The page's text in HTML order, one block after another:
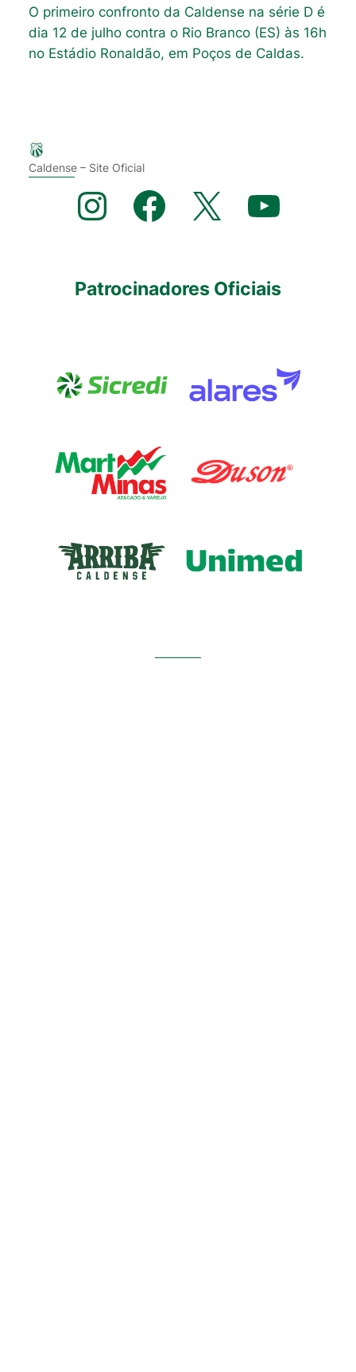
O primeiro confronto da Caldense na série D é
dia 12 de julho contra o Rio Branco (ES) às 16h
no Estádio Ronaldão, em Poços de Caldas.
Caldense – Site Oficial
Instagram Facebook X YouTube
Patrocinadores Oficiais